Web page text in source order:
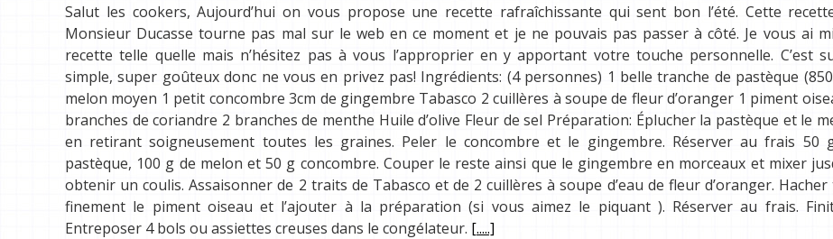
Salut les cookers, Aujourd’hui on vous propose une recette rafraîchissante qui sent bon l’été. Cette
Monsieur Ducasse tourne pas mal sur le web en ce moment et je ne pouvais pas passer à côté. Je vous ai
recette telle quelle mais n’hésitez pas à vous l’approprier en y apportant votre touche personnelle. C’est
simple, super goûteux donc ne vous en privez pas! Ingrédients: (4 personnes) 1 belle tranche de pastèque
melon moyen 1 petit concombre 3cm de gingembre Tabasco 2 cuillères à soupe de fleur d’oranger 1 piment
branches de coriandre 2 branches de menthe Huile d’olive Fleur de sel Préparation: Éplucher la pastèque et le
en retirant soigneusement toutes les graines. Peler le concombre et le gingembre. Réserver au frais 50
pastèque, 100 g de melon et 50 g concombre. Couper le reste ainsi que le gingembre en morceaux et mixer
obtenir un coulis. Assaisonner de 2 traits de Tabasco et de 2 cuillères à soupe d’eau de fleur d’oranger. Hacher
finement le piment oiseau et l’ajouter à la préparation (si vous aimez le piquant ). Réserver au frais.
Entreposer 4 bols ou assiettes creuses dans le congélateur. [.....]